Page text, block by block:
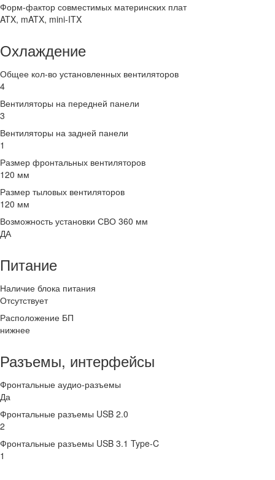
Форм-фактор совместимых материнских плат
ATX, mATX, mini-ITX
Охлаждение
Общее кол-во установленных вентиляторов
4
Вентиляторы на передней панели
3
Вентиляторы на задней панели
1
Размер фронтальных вентиляторов
120 мм
Размер тыловых вентиляторов
120 мм
Возможность установки СВО 360 мм
ДА
Питание
Наличие блока питания
Отсутствует
Расположение БП
нижнее
Разъемы, интерфейсы
Фронтальные аудио-разъемы
Да
Фронтальные разъемы USB 2.0
2
Фронтальные разъемы USB 3.1 Type-C
1